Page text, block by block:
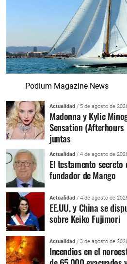
Podium Magazine News
Actualidad / 5 de agosto de
Madonna y Kylie
Sensation
juntas
Actualidad / 4 de agosto de
El testamento secreto
fundador de Mango
Actualidad / 4 de agosto de
EE.UU. y China se
sobre Keiko Fujimori
Actualidad / 3 de agosto de
Incendios en el